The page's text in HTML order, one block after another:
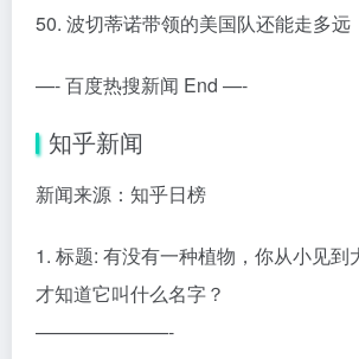
50. 波切蒂诺带领的美国队还能走多远
—- 百度热搜新闻 End —-
知乎新闻
新闻来源：知乎日榜
1. 标题: 有没有一种植物，你从小见到
才知道它叫什么名字？
———————-